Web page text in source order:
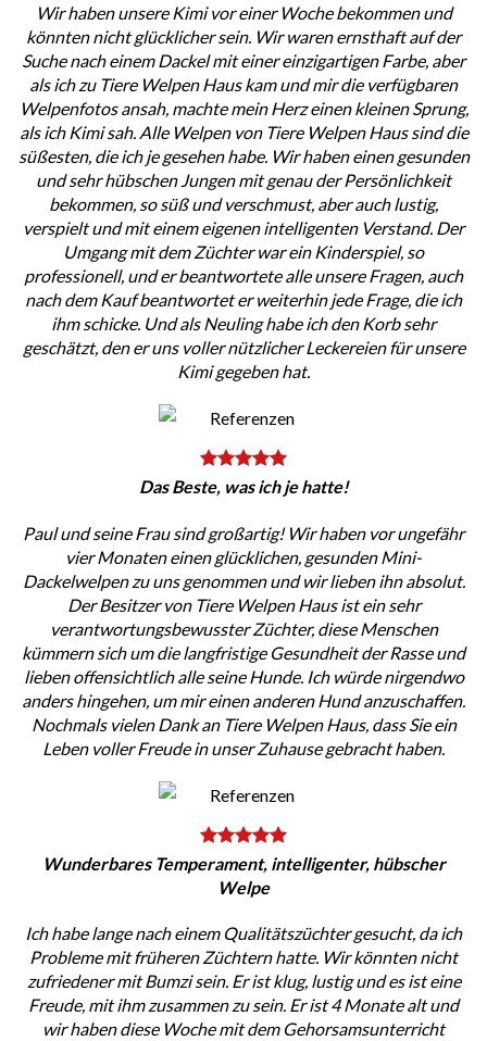
Wir haben unsere Kimi vor einer Woche bekommen und
könnten nicht glücklicher sein. Wir waren ernsthaft auf der
Suche nach einem Dackel mit einer einzigartigen Farbe, aber
als ich zu Tiere Welpen Haus kam und mir die verfügbaren
Welpenfotos ansah, machte mein Herz einen kleinen Sprung,
als ich Kimi sah. Alle Welpen von Tiere Welpen Haus sind die
süßesten, die ich je gesehen habe. Wir haben einen gesunden
und sehr hübschen Jungen mit genau der Persönlichkeit
bekommen, so süß und verschmust, aber auch lustig,
verspielt und mit einem eigenen intelligenten Verstand. Der
Umgang mit dem Züchter war ein Kinderspiel, so
professionell, und er beantwortete alle unsere Fragen, auch
nach dem Kauf beantwortet er weiterhin jede Frage, die ich
ihm schicke. Und als Neuling habe ich den Korb sehr
geschätzt, den er uns voller nützlicher Leckereien für unsere
Kimi gegeben hat.
Das Beste, was ich je hatte!
Paul und seine Frau sind großartig! Wir haben vor ungefähr
vier Monaten einen glücklichen, gesunden Mini-
Dackelwelpen zu uns genommen und wir lieben ihn absolut.
Der Besitzer von Tiere Welpen Haus ist ein sehr
verantwortungsbewusster Züchter, diese Menschen
kümmern sich um die langfristige Gesundheit der Rasse und
lieben offensichtlich alle seine Hunde. Ich würde nirgendwo
anders hingehen, um mir einen anderen Hund anzuschaffen.
Nochmals vielen Dank an Tiere Welpen Haus, dass Sie ein
Leben voller Freude in unser Zuhause gebracht haben.
Wunderbares Temperament, intelligenter, hübscher
Welpe
Ich habe lange nach einem Qualitätszüchter gesucht, da ich
Probleme mit früheren Züchtern hatte. Wir könnten nicht
zufriedener mit Bumzi sein. Er ist klug, lustig und es ist eine
Freude, mit ihm zusammen zu sein. Er ist 4 Monate alt und
wir haben diese Woche mit dem Gehorsamsunterricht